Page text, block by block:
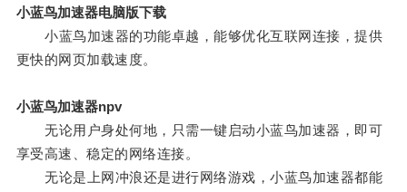
小蓝鸟加速器电脑版下载
小蓝鸟加速器的功能卓越，能够优化互联网连接，提供
更快的网页加载速度。
小蓝鸟加速器npv
无论用户身处何地，只需一键启动小蓝鸟加速器，即可
享受高速、稳定的网络连接。
无论是上网冲浪还是进行网络游戏，小蓝鸟加速器都能